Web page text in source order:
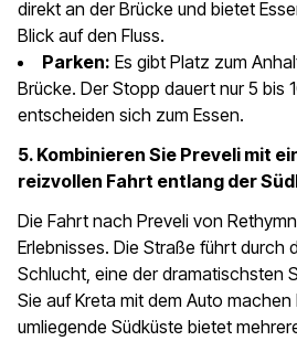
direkt an der Brücke und bietet
Blick auf den Fluss.
Parken: Es gibt Platz zum
Brücke. Der Stopp dauert nur 5 bis
entscheiden sich zum Essen.
5. Kombinieren Sie Preveli mit
reizvollen Fahrt entlang der
Die Fahrt nach Preveli von
Erlebnisses. Die Straße führt durch
Schlucht, eine der dramatischsten
Sie auf Kreta mit dem Auto
umliegende Südküste bietet